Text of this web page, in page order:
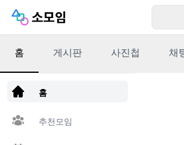
앱 다운로드
홈
추천모임
홈 게시판 사진첩 채